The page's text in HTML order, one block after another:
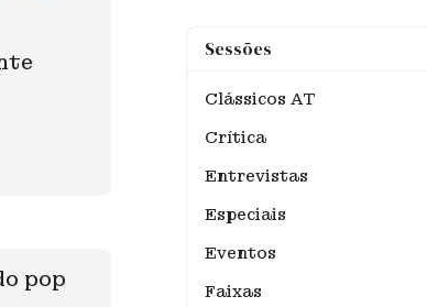
pop
Sessões
Clássicos AT
Crítica
Entrevistas
Especiais
Eventos
Faixas